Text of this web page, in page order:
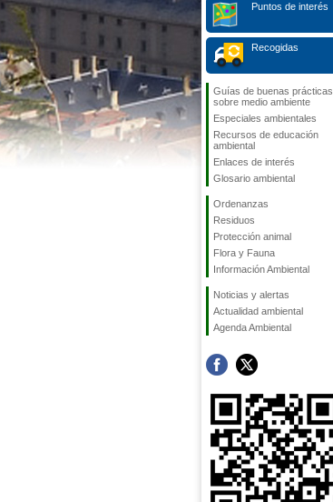
Puntos de interés
Recogidas
Guías de buenas prácticas
sobre medio ambiente
Especiales ambientales
Recursos de educación
ambiental
Enlaces de interés
Glosario ambiental
Ordenanzas
Residuos
Protección animal
Flora y Fauna
Información Ambiental
Noticias y alertas
Actualidad ambiental
Agenda Ambiental